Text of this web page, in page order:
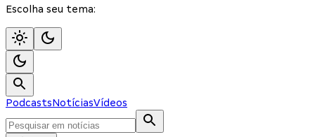
Escolha seu tema:
PodcastsNotíciasVídeos